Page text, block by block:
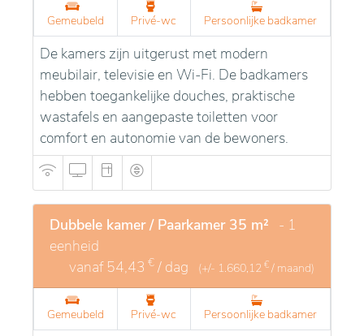
Gemeubeld Privé-wc Persoonlijke badkamer
De kamers zijn uitgerust met modern
meubilair, televisie en Wi-Fi. De badkamers
hebben toegankelijke douches, praktische
wastafels en aangepaste toiletten voor
comfort en autonomie van de bewoners.
Dubbele kamer / Paarkamer 35 m² - 1
eenheid
vanaf 54,43 € / dag (+/- 1.660,12 € / maand)
Gemeubeld Privé-wc Persoonlijke badkamer